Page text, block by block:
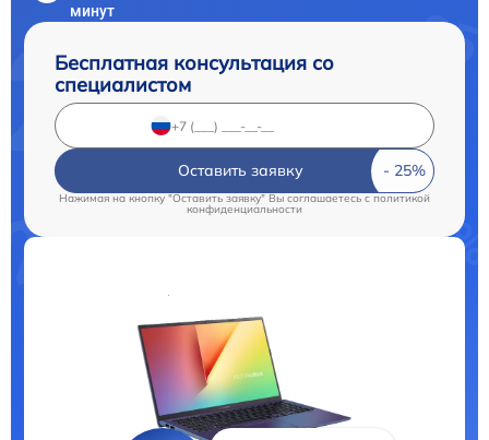
минут
Бесплатная консультация со
специалистом
Оставить заявку
Нажимая на кнопку "Оставить заявку" Вы соглашаетесь c политикой
конфиденциальности